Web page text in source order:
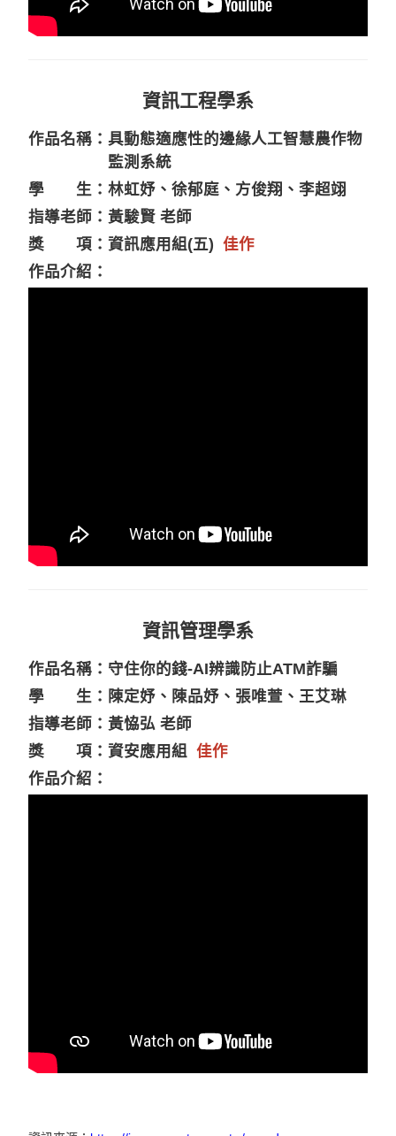
資訊工程學系
作品名稱：具動態適應性的邊緣人工智慧農作物
監測系統
學 生：林虹妤、徐郁庭、方俊翔、李超翊
指導老師：黃駿賢 老師
獎 項：資訊應用組(五) 佳作
作品介紹：
資訊管理學系
作品名稱：守住你的錢-AI辨識防止ATM詐騙
學 生：陳定妤、陳品妤、張唯萱、王艾琳
指導老師：黃恊弘 老師
獎 項：資安應用組 佳作
作品介紹：